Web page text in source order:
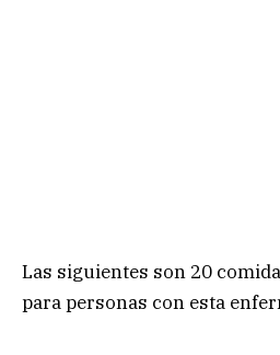
Las siguientes son 20
para personas con esta